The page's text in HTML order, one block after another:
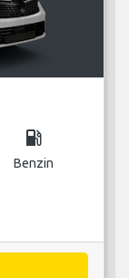
local_gas_station
Benzin